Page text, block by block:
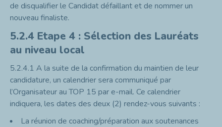
de disqualifier le Candidat défaillant et de nommer un
nouveau finaliste.
5.2.4 Etape 4 : Sélection des Lauréats
au niveau local
5.2.4.1 A la suite de la confirmation du maintien de leur
candidature, un calendrier sera communiqué par
l’Organisateur au TOP 15 par e-mail. Ce calendrier
indiquera, les dates des deux (2) rendez-vous suivants :
La réunion de coaching/préparation aux soutenances